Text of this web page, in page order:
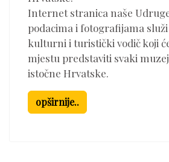
Internet stranica naše
podacima i fotografijama
kulturni i turistički vodič koji
mjestu predstaviti svaki
istočne Hrvatske.
opširnije..